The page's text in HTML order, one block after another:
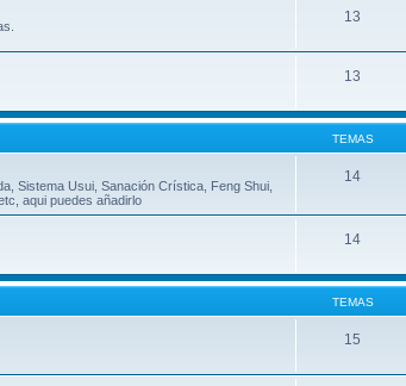
13
13
TEMAS
Sistema Usui, Sanación Crística, Feng Shui,
aqui puedes añadirlo
14
14
TEMAS
15